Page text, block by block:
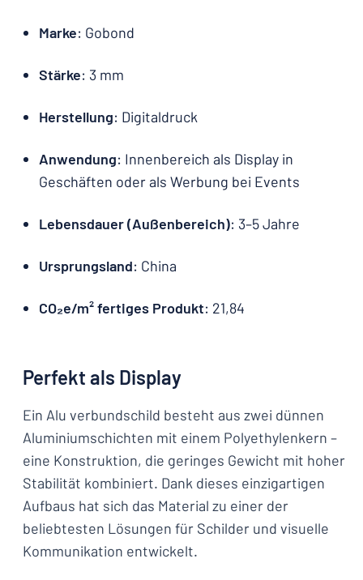
Marke: Gobond
Stärke: 3 mm
Herstellung: Digitaldruck
Anwendung: Innenbereich als Display in
Geschäften oder als Werbung bei Events
Lebensdauer (Außenbereich): 3–5 Jahre
Ursprungsland: China
CO₂e/m² fertiges Produkt: 21,84
Perfekt als Display
Ein Alu verbundschild besteht aus zwei dünnen
Aluminiumschichten mit einem Polyethylenkern –
eine Konstruktion, die geringes Gewicht mit hoher
Stabilität kombiniert. Dank dieses einzigartigen
Aufbaus hat sich das Material zu einer der
beliebtesten Lösungen für Schilder und visuelle
Kommunikation entwickelt.